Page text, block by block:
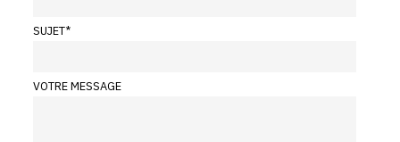
SUJET*
VOTRE MESSAGE